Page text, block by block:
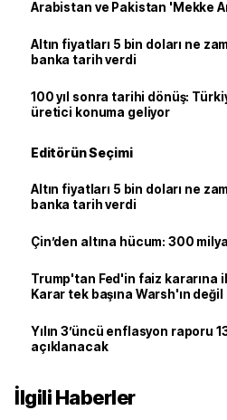
Arabistan ve Pakistan 'Mekke
Altın fiyatları 5 bin doları ne
banka tarih verdi
100 yıl sonra tarihi dönüş:
üretici konuma geliyor
Editörün Seçimi
Altın fiyatları 5 bin doları ne
banka tarih verdi
Çin’den altına hücum: 300
Trump'tan Fed'in faiz kararına
Karar tek başına Warsh'ın değil
Yılın 3’üncü enflasyon raporu
açıklanacak
İlgili Haberler